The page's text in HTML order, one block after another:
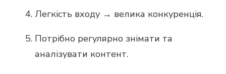
Легкість входу → велика конкуренція.
Потрібно регулярно знімати та
аналізувати контент.